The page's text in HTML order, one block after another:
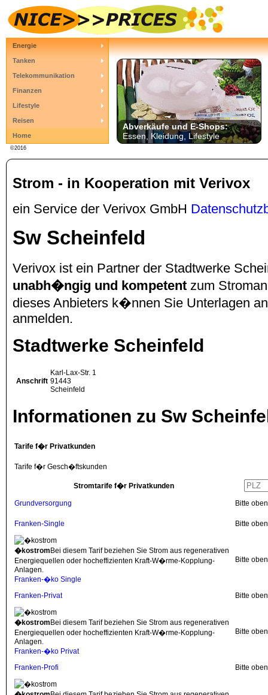
Energie
Tanken
Telekommunikation
Finanzen
Lifestyle
Reisen
Home
©2016
Abverkäufe und E-Shops:
Essen, Kleidung, Lifestyle
Strom - in Kooperation mit Verivox
ein Service der Verivox GmbH
Sw Scheinfeld
Verivox ist ein Partner der Stadtwerke
unabh�ngig und kompetent zum
dieses Anbieters k�nnen Sie Unterlagen
anmelden.
Stadtwerke Scheinfeld
Anschrift
Karl-Lax-Str. 1
91443
Scheinfeld
Informationen zu Sw
Tarife f�r Privatkunden
Tarife f�r Gesch�ftskunden
Stromtarife f�r Privatkunden
Grundversorgung Bitte
Franken-Single Bitte
�kostrom Bei diesem Tarif beziehen Sie Strom aus regenerativen
Energiequellen oder hocheffizienten Kraft-W�rme-Kopplung-
Anlagen.
Franken-�ko Single
Bitte
Franken-Privat Bitte
�kostrom Bei diesem Tarif beziehen Sie Strom aus regenerativen
Energiequellen oder hocheffizienten Kraft-W�rme-Kopplung-
Anlagen.
Franken-�ko Privat
Bitte
Franken-Profi Bitte